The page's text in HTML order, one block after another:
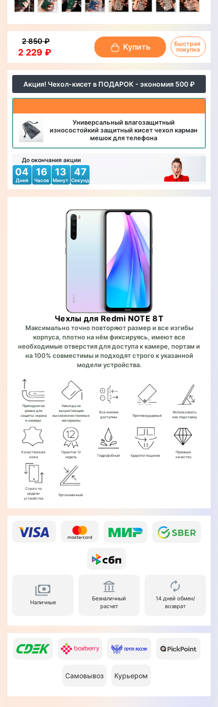
Акция! Чехол-кисет в ПОДАРОК - экономия 500 ₽
Универсальный влагозащитный
износостойкий защитный кисет чехол карман
мешок для телефона
До окончания акции
04
Дней
16
Часов
13
Минут
44
Секунд
Чехлы для Redmi NOTE 8T
Максимально точно повторяют размер и все изгибы
корпуса, плотно на нём фиксируясь, имеют все
необходимые отверстия для доступа к камере, портам и
на 100% совместимы и подходят строго к указанной
модели устройства.
Приподнятая
рамка для
защиты экрана
и камеры
Никогда не
выцветающие
высококачественные
материалы
Все кнопки
доступны
Противоударный
Использовать
как подставку
Качественная
кожа
Гарантия 12
недель
Гидрофобный Ударопоглощение
Премиум
качество
Строго по
модели
устройства
Эргономичный
Наличные
Безналичный
расчет
14 дней обмен/
возврат
Самовывоз Курьером
2 229 ₽
2 850 ₽
Купить
Быстрая
покупка